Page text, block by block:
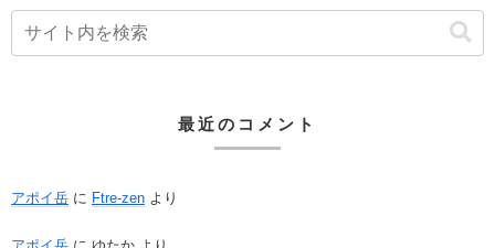
最近のコメント
アポイ岳 に Ftre-zen より